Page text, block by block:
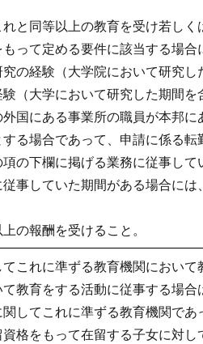
同等以上の教育を受け若しく
って定める要件に該当する場
の経験（大学院において研究
（大学において研究した期間
国にある事業所の職員が本邦
る場合であって、申請に係る
の下欄に掲げる業務に従事し
事していた期間がある場合に
の報酬を受けること。
これに準ずる教育機関において
教育をする活動に従事する場
してこれに準ずる教育機関であ
格をもって在留する子女に対